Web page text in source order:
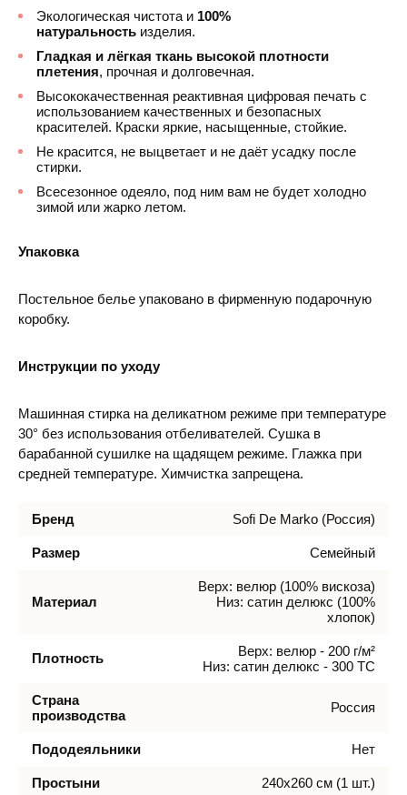
Экологическая чистота и 100%
натуральность изделия.
Гладкая и лёгкая ткань высокой плотности
плетения, прочная и долговечная.
Высококачественная реактивная цифровая печать с
использованием качественных и безопасных
красителей. Краски яркие, насыщенные, стойкие.
Не красится, не выцветает и не даёт усадку после
стирки.
Всесезонное одеяло, под ним вам не будет холодно
зимой или жарко летом.
Упаковка
Постельное белье упаковано в фирменную подарочную
коробку.
Инструкции по уходу
Машинная стирка на деликатном режиме при температуре
30° без использования отбеливателей. Сушка в
барабанной сушилке на щадящем режиме. Глажка при
средней температуре. Химчистка запрещена.
Бренд Sofi De Marko (Россия)
Размер Семейный
Материал
Верх: велюр (100% вискоза)
Низ: сатин делюкс (100%
хлопок)
Плотность
Верх: велюр - 200 г/м²
Низ: сатин делюкс - 300 ТС
Страна
производства
Россия
Пододеяльники Нет
Простыни 240х260 см (1 шт.)